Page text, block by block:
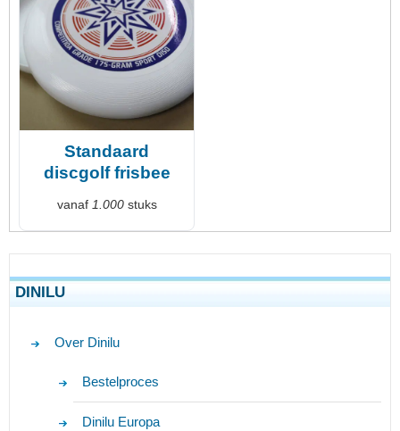
Standaard
discgolf frisbee
vanaf 1.000stuks
DINILU
Over Dinilu
Bestelproces
Dinilu Europa